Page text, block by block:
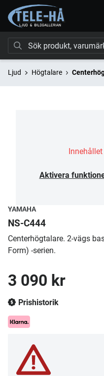
Ljud Högtalare
Aktivera
YAMAHA
NS-C444
Centerhögtalare. 2-vägs
Form) -serien.
3 090 kr
Prishistorik